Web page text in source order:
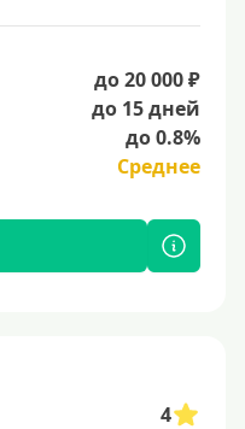
до 20 000 ₽
до 15 дней
до 0.8%
Среднее
4